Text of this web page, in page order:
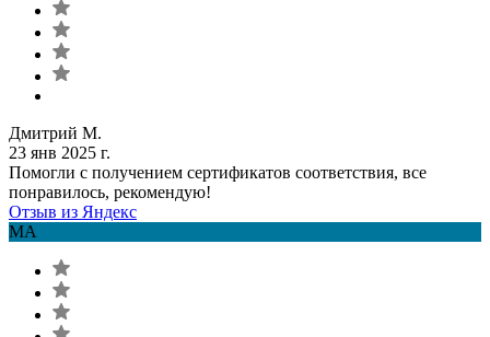
Дмитрий М.
23 янв 2025 г.
Помогли с получением сертификатов соответствия, все
понравилось, рекомендую!
Отзыв из Яндекс
MA